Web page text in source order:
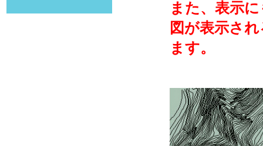
また、表示
図が表示さ
ます。